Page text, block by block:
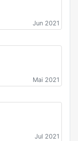
Jun 2021
Mai 2021
Jul 2021